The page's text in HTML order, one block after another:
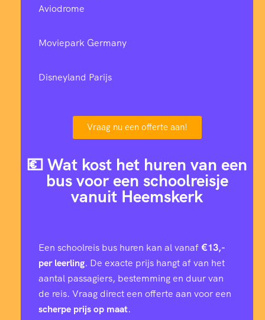
Aviodrome
Moviepark Germany
Disneyland Parijs
Vraag nu een offerte aan!
💶 Wat kost het huren van een
bus voor een schoolreisje
vanuit Heemskerk
Een schoolreis bus huren kan al vanaf€13,-
per leerling. De exacte prijs hangt af van het
aantal passagiers, bestemming en duur van
de reis. Vraag direct een offerte aan voor een
scherpe prijs op maat.